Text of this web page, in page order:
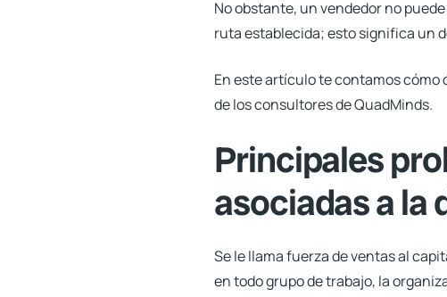
No obstante, un vendedor no
ruta establecida; esto significa un
En este artículo te contamos
de los consultores de QuadMinds.
Principales
asociadas a
Se le llama fuerza de ventas al
en todo grupo de trabajo, la